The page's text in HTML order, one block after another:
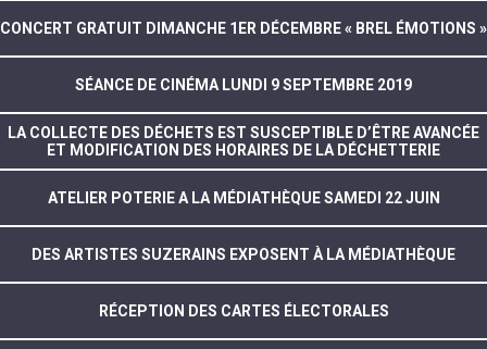
CONCERT GRATUIT DIMANCHE 1ER DÉCEMBRE « BREL ÉMOTIONS »
SÉANCE DE CINÉMA LUNDI 9 SEPTEMBRE 2019
LA COLLECTE DES DÉCHETS EST SUSCEPTIBLE D’ÊTRE AVANCÉE
ET MODIFICATION DES HORAIRES DE LA DÉCHETTERIE
ATELIER POTERIE A LA MÉDIATHÈQUE SAMEDI 22 JUIN
DES ARTISTES SUZERAINS EXPOSENT À LA MÉDIATHÈQUE
RÉCEPTION DES CARTES ÉLECTORALES